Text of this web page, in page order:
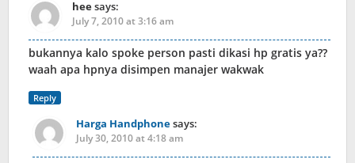
heesays:
July 7, 2010 at 3:16 am
bukannya kalo spoke person pasti dikasi hp gratis ya??
waah apa hpnya disimpen manajer wakwak
Reply
Harga Handphonesays:
July 30, 2010 at 4:18 am